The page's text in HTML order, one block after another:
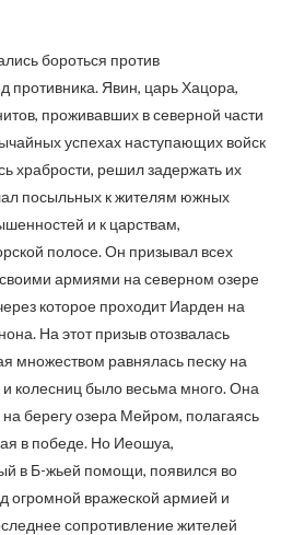
бороться против
противника. Явин, царь Хацора,
проживавших в северной части
успехах наступающих войск
храбрости, решил задержать их
посыльных к жителям южных
и к царствам,
полосе. Он призывал всех
своими армиями на северном озере
которое проходит Иарден на
На этот призыв отозвалась
множеством равнялась песку на
колесниц было весьма много. Она
берегу озера Мейром, полагаясь
в победе. Но Иеошуа,
в Б-жьей помощи, появился во
огромной вражеской армией и
сопротивление жителей